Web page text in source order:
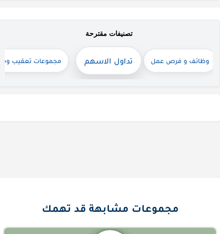
تصنيفات مقترحة
وظائف و فرص عمل تداول الاسهم مجموعات تعقيب
مجموعات مشابهة قد تهمك